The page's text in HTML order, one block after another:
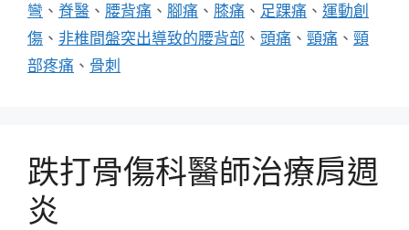
彎 、 脊醫 、 腰背痛 、 腳痛 、 膝痛 、 足踝痛 、 運動創
傷 、 非椎間盤突出導致的腰背部 、 頭痛 、 頸痛 、 頸
部疼痛 、 骨刺
跌打骨傷科醫師治療肩週
炎